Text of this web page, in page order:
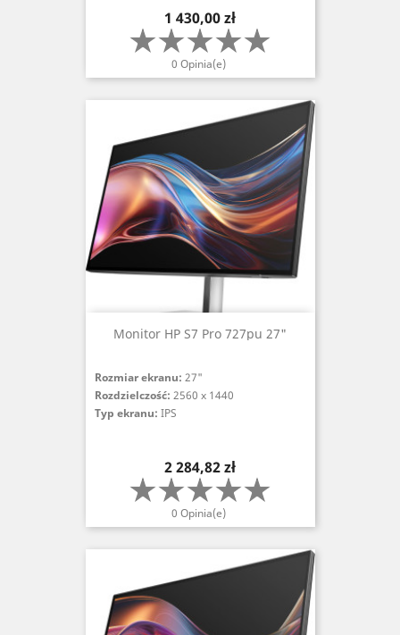
Cena
1 430,00 zł
0 Opinia(e)
Monitor HP S7 Pro 727pu 27"
Rozmiar ekranu: 27"
Rozdzielczość: 2560 x 1440
Typ ekranu: IPS
Cena
2 284,82 zł
0 Opinia(e)